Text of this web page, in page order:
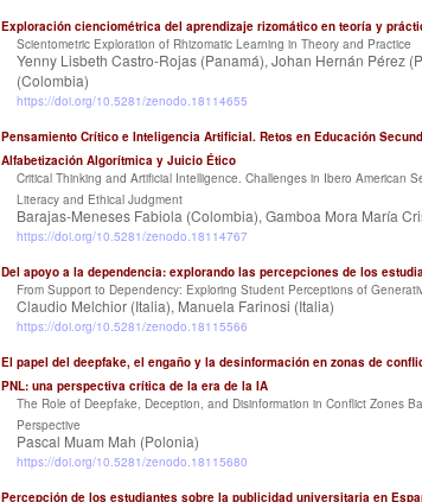
Exploración cienciométrica del aprendizaje rizomático en teoría y
Scientometric Exploration of Rhizomatic Learning in Theory and Practice
Yenny Lisbeth Castro-Rojas (Panamá), Johan Hernán Pérez
(Colombia)
https://doi.org/10.5281/zenodo.18114655
Pensamiento Crítico e Inteligencia Artificial. Retos en Educación
Alfabetización Algorítmica y Juicio Ético
Critical Thinking and Artificial Intelligence. Challenges in Ibero American
Literacy and Ethical Judgment
Barajas-Meneses Fabiola (Colombia), Gamboa Mora María
https://doi.org/10.5281/zenodo.18114767
Del apoyo a la dependencia: explorando las percepciones de los
From Support to Dependency: Exploring Student Perceptions of
Claudio Melchior (Italia), Manuela Farinosi (Italia)
https://doi.org/10.5281/zenodo.18115566
El papel del deepfake, el engaño y la desinformación en zonas de
PNL: una perspectiva crítica de la era de la IA
The Role of Deepfake, Deception, and Disinformation in Conflict Zones
Perspective
Pascal Muam Mah (Polonia)
https://doi.org/10.5281/zenodo.18115680
Percepción de los estudiantes sobre la publicidad universitaria en